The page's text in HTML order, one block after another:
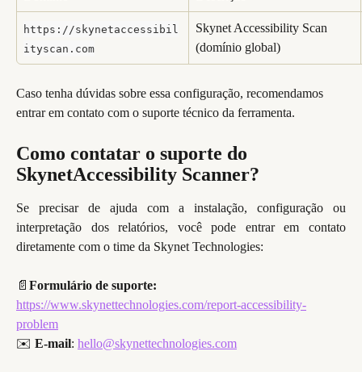
https://skynetaccessibil
ityscan.com
Skynet Accessibility Scan
(domínio global)
Caso tenha dúvidas sobre essa configuração, recomendamos
entrar em contato com o suporte técnico da ferramenta.
Como contatar o suporte do
SkynetAccessibility Scanner?
Se precisar de ajuda com a instalação, configuração ou
interpretação dos relatórios, você pode entrar em contato
diretamente com o time da Skynet Technologies:
📄 Formulário de suporte:
https://www.skynettechnologies.com/report-accessibility-
problem
✉️ E-mail: hello@skynettechnologies.com